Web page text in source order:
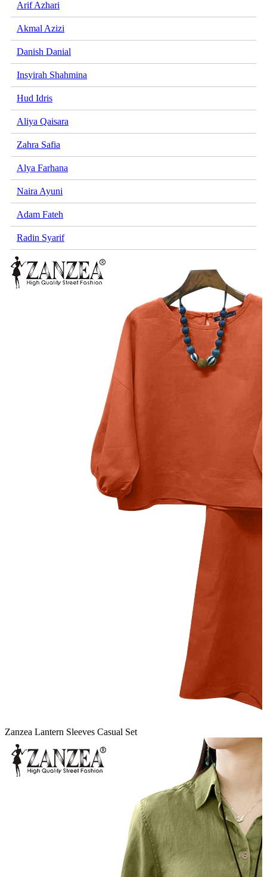
Arif Azhari
Akmal Azizi
Danish Danial
Insyirah Shahmina
Hud Idris
Aliya Qaisara
Zahra Safia
Alya Farhana
Naira Ayuni
Adam Fateh
Radin Syarif
Zanzea Lantern Sleeves Casual Set